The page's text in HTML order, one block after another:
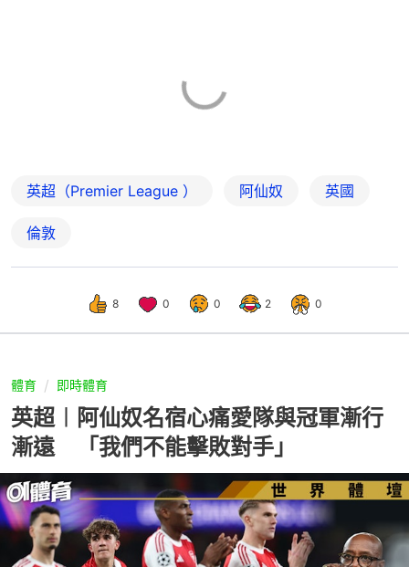
英超（Premier League ） 阿仙奴 英國
倫敦
8 0 0 2 0
體育 即時體育
英超︱阿仙奴名宿心痛愛隊與冠軍漸行
漸遠 「我們不能擊敗對手」